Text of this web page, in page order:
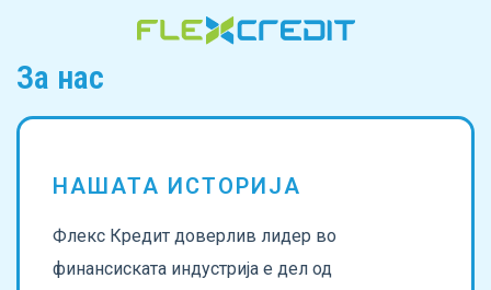
За нас
НАШАТА ИСТОРИЈА
Флекс Кредит доверлив лидер во
финансиската индустрија е дел од